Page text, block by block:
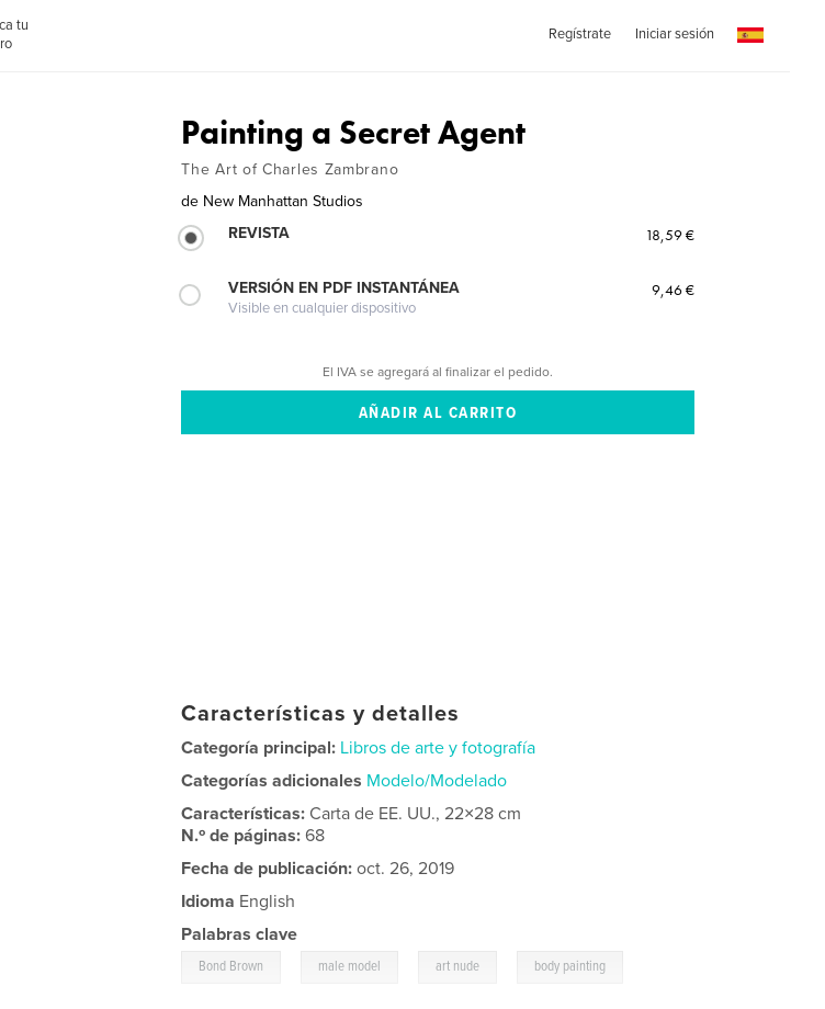
tu
Regístrate Iniciar sesión
Painting a Secret Agent
The Art of Charles Zambrano
de New Manhattan Studios
REVISTA
18,59 €
VERSIÓN EN PDF INSTANTÁNEA
Visible en cualquier dispositivo
9,46 €
El IVA se agregará al finalizar el pedido.
Características y detalles
Categoría principal: Libros de arte y fotografía
Categorías adicionales Modelo/Modelado
Características:Carta de EE. UU., 22×28 cm
N.º de páginas:68
Fecha de publicación: oct. 26, 2019
Idioma English
Palabras clave
Bond Brown male model art nude body painting